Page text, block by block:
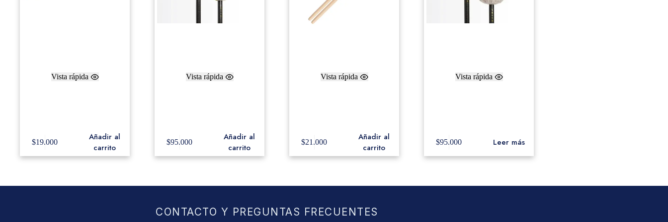
Vista rápida
$19.000
Añadir al
carrito
Vista rápida
$95.000
Añadir al
carrito
Vista rápida
$21.000
Añadir al
carrito
Vista rápida
$95.000 Leer más
CONTACTO Y PREGUNTAS FRECUENTES